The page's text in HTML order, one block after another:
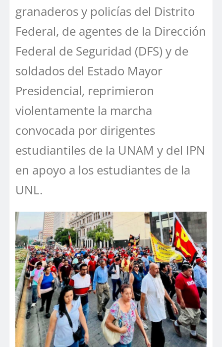
granaderos y policías del Distrito
Federal, de agentes de la Dirección
Federal de Seguridad (DFS) y de
soldados del Estado Mayor
Presidencial, reprimieron
violentamente la marcha
convocada por dirigentes
estudiantiles de la UNAM y del IPN
en apoyo a los estudiantes de la
UNL.